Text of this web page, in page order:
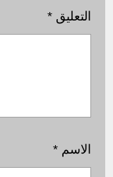
التعليق*
الاسم*